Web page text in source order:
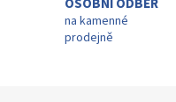
na kamenné
prodejně